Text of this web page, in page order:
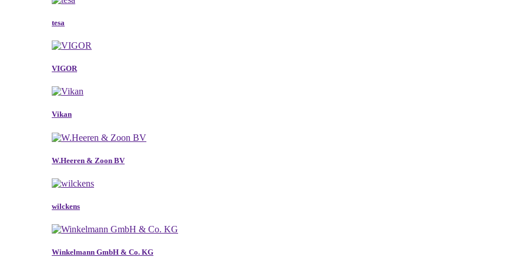
tesa
VIGOR
Vikan
W.Heeren & Zoon BV
wilckens
Winkelmann GmbH & Co. KG